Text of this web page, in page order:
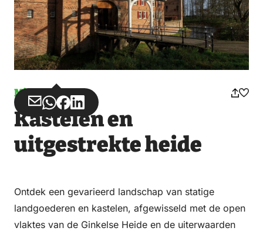
Misuse
Share
via
Email
Share
via
WhatsApp
Share
on
Facebook
Share
on
LinkedIn
Kastelen en
uitgestrekte heide
Ontdek een gevarieerd landschap van statige
landgoederen en kastelen, afgewisseld met de open
vlaktes van de Ginkelse Heide en de uiterwaarden